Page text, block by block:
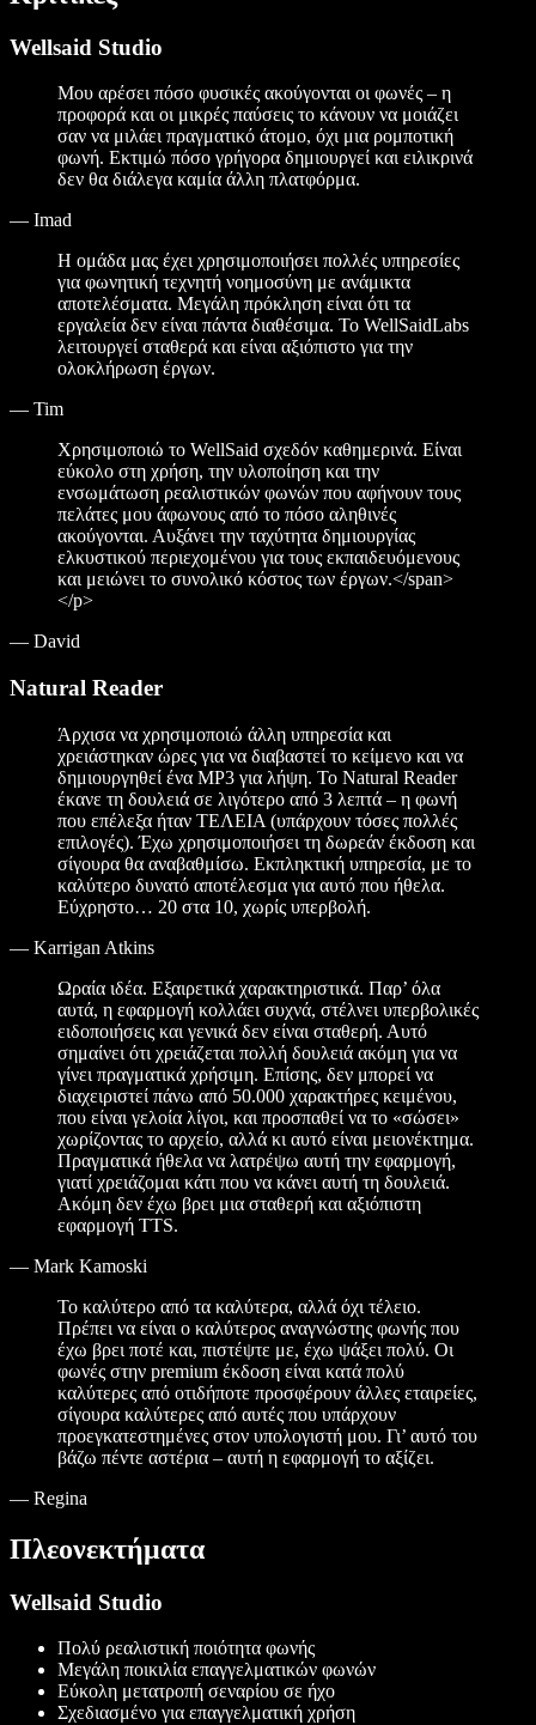
Wellsaid Studio
Μου αρέσει πόσο φυσικές ακούγονται οι φωνές – η
προφορά και οι μικρές παύσεις το κάνουν να μοιάζει
σαν να μιλάει πραγματικό άτομο, όχι μια ρομποτική
φωνή. Εκτιμώ πόσο γρήγορα δημιουργεί και ειλικρινά
δεν θα διάλεγα καμία άλλη πλατφόρμα.
— Imad
Η ομάδα μας έχει χρησιμοποιήσει πολλές υπηρεσίες
για φωνητική τεχνητή νοημοσύνη με ανάμικτα
αποτελέσματα. Μεγάλη πρόκληση είναι ότι τα
εργαλεία δεν είναι πάντα διαθέσιμα. Το WellSaidLabs
λειτουργεί σταθερά και είναι αξιόπιστο για την
ολοκλήρωση έργων.
— Tim
Χρησιμοποιώ το WellSaid σχεδόν καθημερινά. Είναι
εύκολο στη χρήση, την υλοποίηση και την
ενσωμάτωση ρεαλιστικών φωνών που αφήνουν τους
πελάτες μου άφωνους από το πόσο αληθινές
ακούγονται. Αυξάνει την ταχύτητα δημιουργίας
ελκυστικού περιεχομένου για τους εκπαιδευόμενους
και μειώνει το συνολικό κόστος των έργων.</span>
</p>
— David
Natural Reader
Άρχισα να χρησιμοποιώ άλλη υπηρεσία και
χρειάστηκαν ώρες για να διαβαστεί το κείμενο και να
δημιουργηθεί ένα MP3 για λήψη. Το Natural Reader
έκανε τη δουλειά σε λιγότερο από 3 λεπτά – η φωνή
που επέλεξα ήταν ΤΕΛΕΙΑ (υπάρχουν τόσες πολλές
επιλογές). Έχω χρησιμοποιήσει τη δωρεάν έκδοση και
σίγουρα θα αναβαθμίσω. Εκπληκτική υπηρεσία, με το
καλύτερο δυνατό αποτέλεσμα για αυτό που ήθελα.
Εύχρηστο… 20 στα 10, χωρίς υπερβολή.
— Karrigan Atkins
Ωραία ιδέα. Εξαιρετικά χαρακτηριστικά. Παρ’ όλα
αυτά, η εφαρμογή κολλάει συχνά, στέλνει υπερβολικές
ειδοποιήσεις και γενικά δεν είναι σταθερή. Αυτό
σημαίνει ότι χρειάζεται πολλή δουλειά ακόμη για να
γίνει πραγματικά χρήσιμη. Επίσης, δεν μπορεί να
διαχειριστεί πάνω από 50.000 χαρακτήρες κειμένου,
που είναι γελοία λίγοι, και προσπαθεί να το «σώσει»
χωρίζοντας το αρχείο, αλλά κι αυτό είναι μειονέκτημα.
Πραγματικά ήθελα να λατρέψω αυτή την εφαρμογή,
γιατί χρειάζομαι κάτι που να κάνει αυτή τη δουλειά.
Ακόμη δεν έχω βρει μια σταθερή και αξιόπιστη
εφαρμογή TTS.
— Mark Kamoski
Το καλύτερο από τα καλύτερα, αλλά όχι τέλειο.
Πρέπει να είναι ο καλύτερος αναγνώστης φωνής που
έχω βρει ποτέ και, πιστέψτε με, έχω ψάξει πολύ. Οι
φωνές στην premium έκδοση είναι κατά πολύ
καλύτερες από οτιδήποτε προσφέρουν άλλες εταιρείες,
σίγουρα καλύτερες από αυτές που υπάρχουν
προεγκατεστημένες στον υπολογιστή μου. Γι’ αυτό του
βάζω πέντε αστέρια – αυτή η εφαρμογή το αξίζει.
— Regina
Πλεονεκτήματα
Wellsaid Studio
Πολύ ρεαλιστική ποιότητα φωνής
Μεγάλη ποικιλία επαγγελματικών φωνών
Εύκολη μετατροπή σεναρίου σε ήχο
Σχεδιασμένο για επαγγελματική χρήση